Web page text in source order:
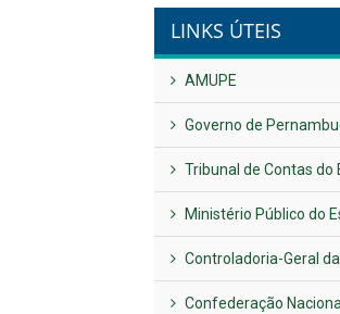
LINKS ÚTEIS
AMUPE
Governo de
Tribunal de Contas do
Ministério Público do
Controladoria-Geral
Confederação